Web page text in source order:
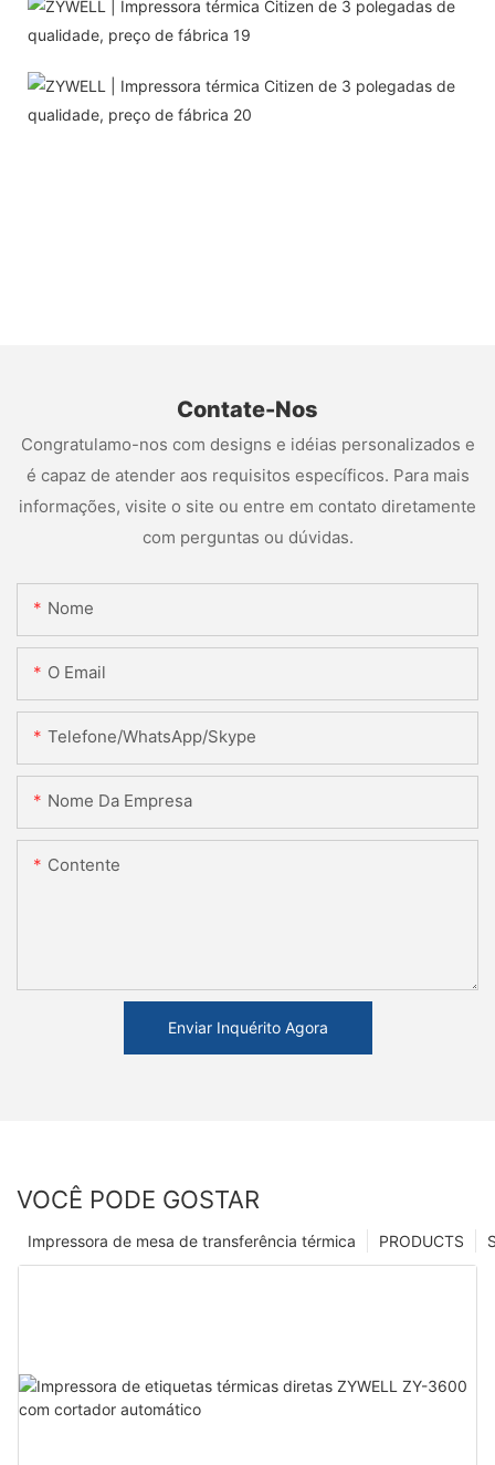
Contate-Nos
Congratulamo-nos com designs e idéias personalizados e
é capaz de atender aos requisitos específicos. Para mais
informações, visite o site ou entre em contato diretamente
com perguntas ou dúvidas.
Nome
O Email
Telefone/WhatsApp/Skype
Nome Da Empresa
Contente
Enviar Inquérito Agora
VOCÊ PODE GOSTAR
PRODUCTS
Impressora de mesa de transferência térmica